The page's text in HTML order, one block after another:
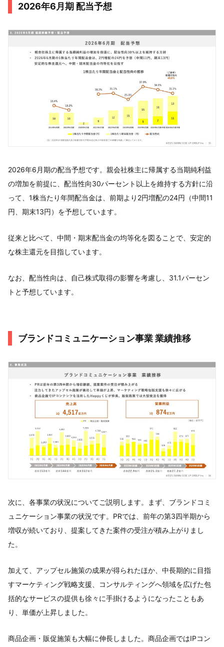
2026年6月期 配当予想
2026年6月期の配当予想です。親会社株主に帰属する当期純利益
の増加を前提に、配当性向30パーセント以上を維持する方針に沿
って、1株当たり年間配当金は、前期より2円増配の24円（中間11
円、期末13円）を予想しています。
従来と比べて、中間・期末配当金の均等化を図ることで、安定的
な株主還元を目指しています。
なお、配当性向は、自己株式取得の影響を考慮し、31.1パーセン
トと予想しています。
ブランドコミュニケーション事業 業績推移
次に、各事業の状況についてご説明します。まず、ブランドコミ
ュニケーション事業の状況です。PRでは、前年の第3四半期から
増収が続いており、提案してきた案件の受注が積み上がりまし
た。
加えて、アップセル施策の成果が得られたほか、中長期的に目指
すマーケティング戦略支援、コンサルティングへ領域を広げた包
括的なサービスの提供も徐々に手掛けるようになったこともあ
り、単価が上昇しました。
商品企画・販促施策も大幅に伸長しました。商品企画ではIPコン